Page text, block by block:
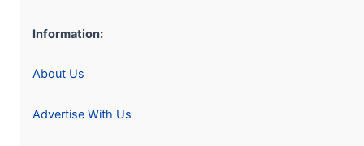
Information:
About Us
Advertise With Us